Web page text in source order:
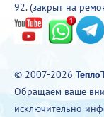
92. (закрыт на
© 2007-2026
Обращаем ваше
исключительно